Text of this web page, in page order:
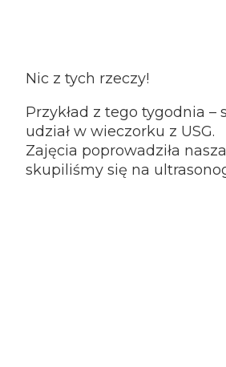
Nic z tych rzeczy!
Przykład z tego tygodnia –
udział w wieczorku z USG.
Zajęcia poprowadziła
skupiliśmy się na